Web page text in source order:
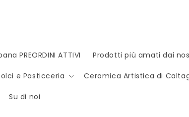
PREORDINI ATTIVI Prodotti più amati dai
e Pasticceria Ceramica Artistica di
Su di noi